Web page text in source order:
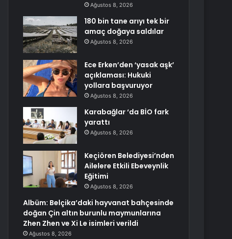
Ağustos 8, 2026
180 bin tane arıyı tek bir
amaç doğaya saldılar
Ağustos 8, 2026
Ece Erken’den ‘yasak aşk’
açıklaması: Hukuki
yollara başvuruyor
Ağustos 8, 2026
Karabağlar ‘da BİO fark
yarattı
Ağustos 8, 2026
Keçiören Belediyesi’nden
Ailelere Etkili Ebeveynlik
Eğitimi
Ağustos 8, 2026
Albüm: Belçika’daki hayvanat bahçesinde
doğan Çin altın burunlu maymunlarına
Zhen Zhen ve Xi Le isimleri verildi
Ağustos 8, 2026